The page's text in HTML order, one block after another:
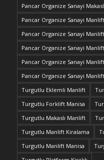
Pancar Organize Sanayi
Pancar Organize Sanayi
Pancar Organize Sanayi
Pancar Organize Sanayi
Pancar Organize Sanayi
Pancar Organize Sanayi
Turgutlu Eklemli Manlift
Turgutlu Forklift Manisa
Turgutlu Makaslı Manlift
Turgutlu Manlift Kiralama
Turgutlu Manlift Manisa